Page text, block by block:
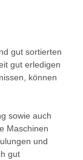
gut sortierten
gut erledigen
können
sowie auch
Maschinen
und
gut